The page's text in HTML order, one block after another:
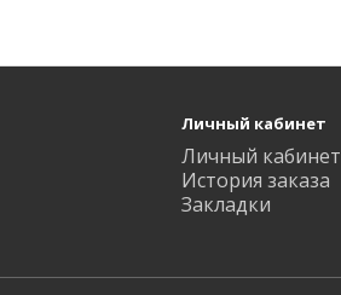
Личный кабинет
Личный кабинет
История заказа
Закладки